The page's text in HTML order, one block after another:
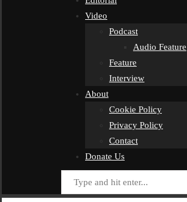
Video
Podcast
Audio Feature
Feature
Interview
About
Cookie Policy
Privacy Policy
Contact
Donate Us